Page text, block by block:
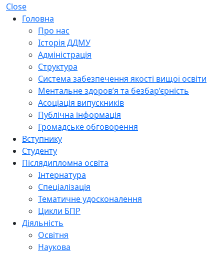
Close
Головна
Про нас
Історія ДДМУ
Адміністрація
Структура
Система забезпечення якості вищої освіти
Ментальне здоров’я та безбар’єрність
Асоціація випускників
Публічна інформація
Громадське обговорення
Вступнику
Студенту
Післядипломна освіта
Інтернатура
Спеціалізація
Тематичне удосконалення
Цикли БПР
Діяльність
Освітня
Наукова